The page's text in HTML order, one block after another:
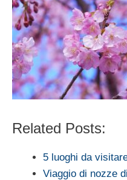
Related Posts:
5 luoghi da
Viaggio di nozze